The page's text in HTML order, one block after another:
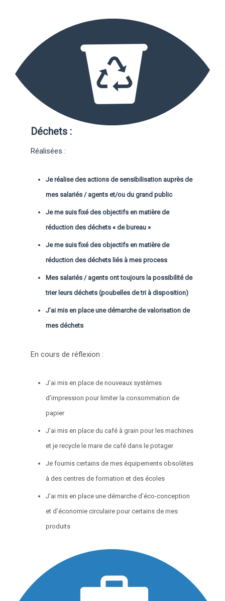
Déchets :
Réalisées :
Je réalise des actions de sensibilisation auprès de
mes salariés / agents et/ou du grand public
Je me suis fixé des objectifs en matière de
réduction des déchets « de bureau »
Je me suis fixé des objectifs en matière de
réduction des déchets liés à mes process
Mes salariés / agents ont toujours la possibilité de
trier leurs déchets (poubelles de tri à disposition)
J’ai mis en place une démarche de valorisation de
mes déchets
En cours de réflexion :
J’ai mis en place de nouveaux systèmes
d’impression pour limiter la consommation de
papier
J’ai mis en place du café à grain pour les machines
et je recycle le mare de café dans le potager
Je fournis certains de mes équipements obsolètes
à des centres de formation et des écoles
J’ai mis en place une démarche d’éco-conception
et d’économie circulaire pour certains de mes
produits